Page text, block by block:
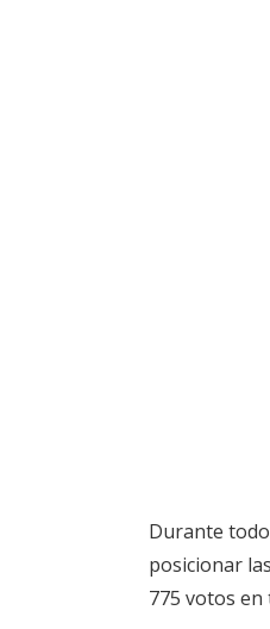
Durante
posicionar
775 votos en